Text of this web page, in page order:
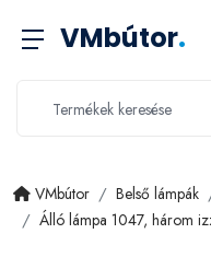
VMbútor.
VMbútor Belső lámpák
Álló lámpa 1047, három